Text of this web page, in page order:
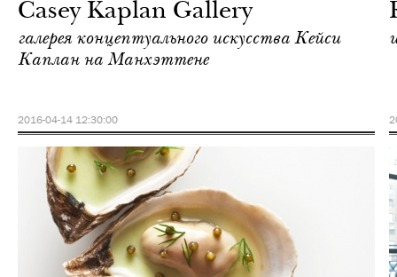
Casey Kaplan Gallery
галерея концептуального искусства Кейси
Каплан на Манхэттене
2016-04-14 12:30:00